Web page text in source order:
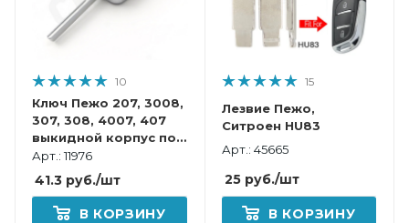
10
Ключ Пежо 207, 3008,
307, 308, 4007, 407
выкидной корпус под
переделку HU83
Батарейка на плате
Арт.: 11976
41.3 руб./шт
В КОРЗИНУ
15
Лезвие Пежо,
Ситроен HU83
Арт.: 45665
25руб./шт
В КОРЗИНУ